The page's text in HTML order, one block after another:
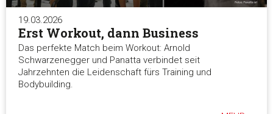
Marketing
19.03.2026
Erst Workout, dann Business
Das perfekte Match beim Workout: Arnold
Schwarzenegger und Panatta verbindet seit
Jahrzehnten die Leidenschaft fürs Training und
Bodybuilding.